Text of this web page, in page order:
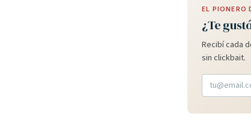
EL PIONERO
¿Te
Recibí cada
sin clickbait.